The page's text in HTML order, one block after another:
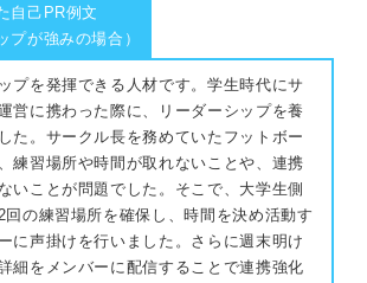
出をつけすぎるよりも、なるべく素のそ
るような構成見せ方が良いかと思いま
ルにスーツが一番良いと思います。服装
ツで、内容や見せ方で個性を出すのが良
自己PR例文
が強みの場合）
プを発揮できる人材です。学生時代にサ
営に携わった際に、リーダーシップを養
た。サークル長を務めていたフットボー
練習場所や時間が取れないことや、連携
いことが問題でした。そこで、大学生側
回の練習場所を確保し、時間を決め活動す
に声掛けを行いました。さらに週末明け
細をメンバーに配信することで連携強化